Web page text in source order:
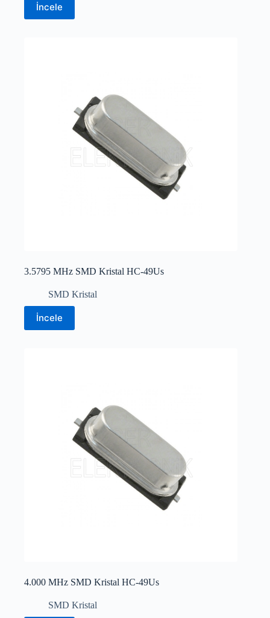
İncele
3.5795 MHz SMD Kristal HC-49Us
SMD Kristal
İncele
4.000 MHz SMD Kristal HC-49Us
SMD Kristal